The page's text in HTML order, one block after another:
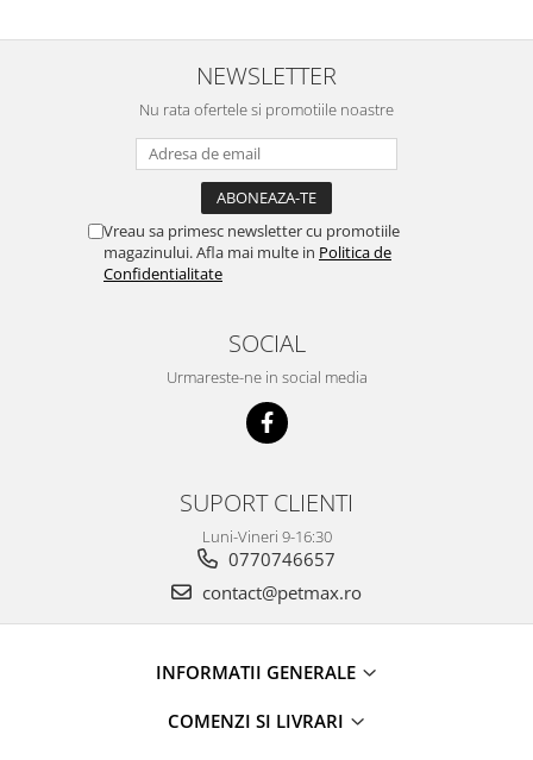
NEWSLETTER
Nu rata ofertele si promotiile noastre
Vreau sa primesc newsletter cu promotiile
magazinului. Afla mai multe in Politica de
Confidentialitate
SOCIAL
Urmareste-ne in social media
SUPORT CLIENTI
Luni-Vineri 9-16:30
0770746657
contact@petmax.ro
INFORMATII GENERALE
COMENZI SI LIVRARI